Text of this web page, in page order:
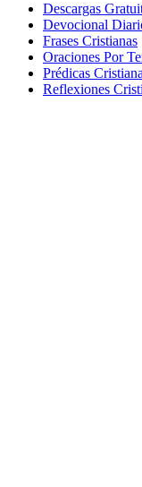
Descargas
Devocional
Frases Cristianas
Oraciones Por
Prédicas
Reflexiones